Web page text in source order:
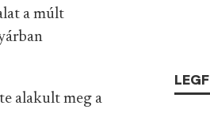
a múlt
alakult meg a